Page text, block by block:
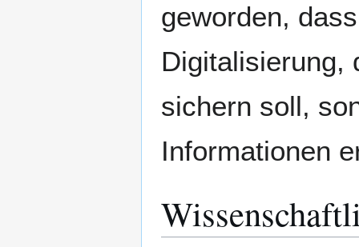
geworden,
Digitalisierung,
sichern soll,
Informationen